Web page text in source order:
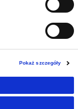
Pokaż szczegóły